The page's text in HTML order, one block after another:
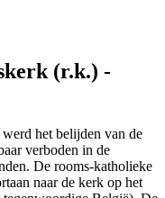
(r.k.) -
het belijden van de
verboden in de
De rooms-katholieke
naar de kerk op het